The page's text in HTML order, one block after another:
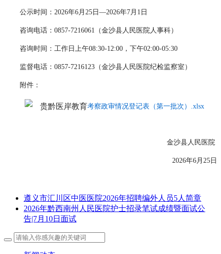
公示时间：2026年6月25日—2026年7月1日
咨询电话：0857-7216061（金沙县人民医院人事科）
咨询时间：工作日上午08:30-12:00，下午02:00-05:30
监督电话：0857-7216123（金沙县人民医院纪检监察室）
附件：
考察政审情况登记表（第一批次）.xlsx
金沙县人民医院
2026年6月25日
遵义市汇川区中医医院2026年招聘编外人员5人简章
2026年黔西南州人民医院护士招录笔试成绩暨面试公
告|7月10日面试